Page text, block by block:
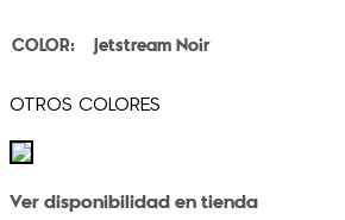
Jetstream Noir
Ver disponibilidad en tienda